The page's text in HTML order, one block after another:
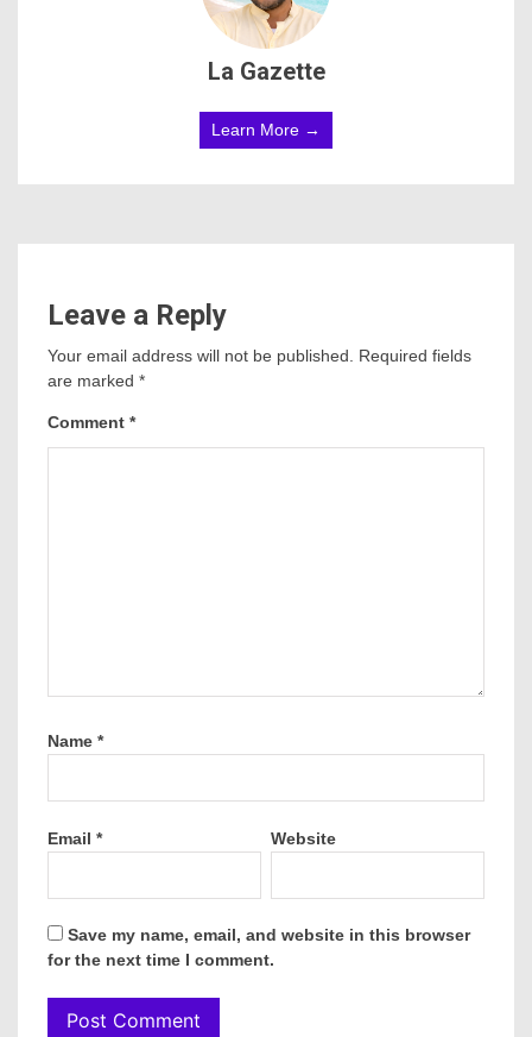
La Gazette
Learn More →
Leave a Reply
Your email address will not be published. Required fields
are marked *
Comment *
Name *
Email * Website
Save my name, email, and website in this browser
for the next time I comment.